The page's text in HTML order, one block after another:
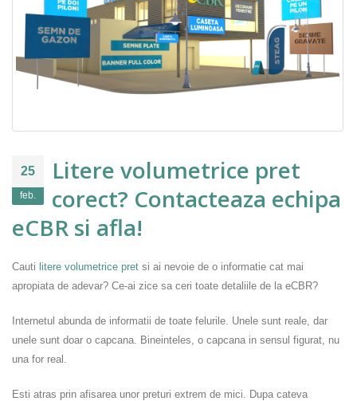
25
feb.
Litere volumetrice pret
corect? Contacteaza echipa
eCBR si afla!
Cauti litere volumetrice pret si ai nevoie de o informatie cat mai
apropiata de adevar? Ce-ai zice sa ceri toate detaliile de la eCBR?
Internetul abunda de informatii de toate felurile. Unele sunt reale, dar
unele sunt doar o capcana. Bineinteles, o capcana in sensul figurat, nu
una for real.
Esti atras prin afisarea unor preturi extrem de mici. Dupa cateva